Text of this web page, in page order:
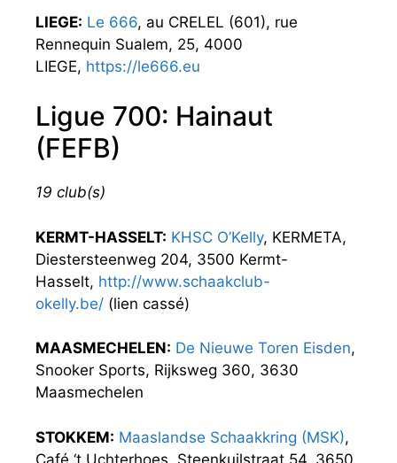
LIEGE: Le 666, au CRELEL (601), rue
Rennequin Sualem, 25, 4000
LIEGE, https://le666.eu
Ligue 700: Hainaut
(FEFB)
19 club(s)
KERMT-HASSELT: KHSC O’Kelly, KERMETA,
Diestersteenweg 204, 3500 Kermt-
Hasselt, http://www.schaakclub-
okelly.be/ (lien cassé)
MAASMECHELEN: De Nieuwe Toren Eisden,
Snooker Sports, Rijksweg 360, 3630
Maasmechelen
STOKKEM: Maaslandse Schaakkring (MSK),
Café ‘t Uchterhoes, Steenkuilstraat 54, 3650